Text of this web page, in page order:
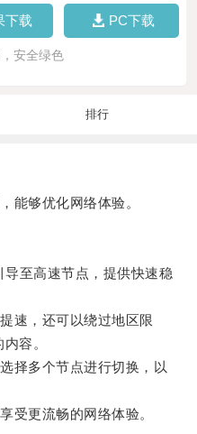
下载 PC下载
安全绿色
排行
够优化网络体验。
至高速节点，提供快速稳
，还可以绕过地区限
容。
多个节点进行切换，以
更流畅的网络体验。